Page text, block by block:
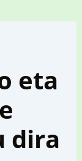
eta
dira